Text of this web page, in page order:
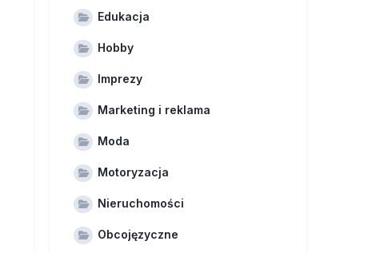
Edukacja
Hobby
Imprezy
Marketing i reklama
Moda
Motoryzacja
Nieruchomości
Obcojęzyczne